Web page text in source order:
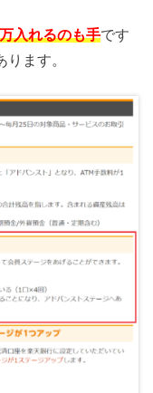
入れるのも手です
ます。